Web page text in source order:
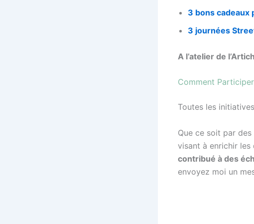
3 bons cadeaux
3 journées
A l’atelier de
Comment
Toutes les
Que ce soit par
visant à enrichir
contribué à des
envoyez moi un